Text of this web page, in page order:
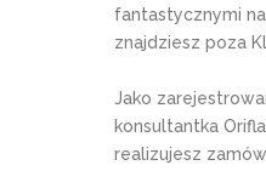
fantastycznymi
znajdziesz poza
Jako
konsultantka
realizujesz